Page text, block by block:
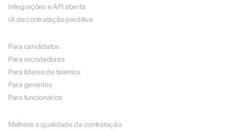
Integrações e API aberta
IA de contratação preditiva
Para candidatos
Para recrutadores
Para líderes de talentos
Para gerentes
Para funcionários
Melhore a qualidade da contratação